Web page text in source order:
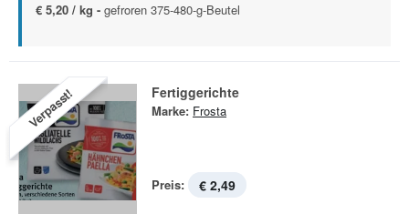
€ 5,20 / kg - gefroren 375-480-g-Beutel
Verpasst! Fertiggerichte
Marke: Frosta
Preis: € 2,49